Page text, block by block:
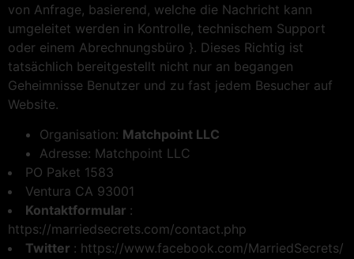
von Anfrage, basierend, welche die Nachricht kann
umgeleitet werden in Kontrolle, technischem Support
oder einem Abrechnungsbüro }. Dieses Richtig ist
tatsächlich bereitgestellt nicht nur an begangen
Geheimnisse Benutzer und zu fast jedem Besucher auf
Website.
Organisation: Matchpoint LLC
Adresse: Matchpoint LLC
PO Paket 1583
Ventura CA 93001
Kontaktformular :
https://marriedsecrets.com/contact.php
Twitter : https://www.facebook.com/MarriedSecrets/